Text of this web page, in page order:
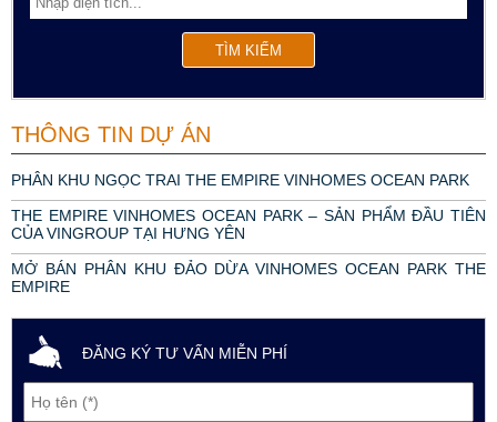
THÔNG TIN DỰ ÁN
PHÂN KHU NGỌC TRAI THE EMPIRE VINHOMES OCEAN PARK
THE EMPIRE VINHOMES OCEAN PARK – SẢN PHẨM ĐẦU TIÊN
CỦA VINGROUP TẠI HƯNG YÊN
MỞ BÁN PHÂN KHU ĐẢO DỪA VINHOMES OCEAN PARK THE
EMPIRE
ĐĂNG KÝ TƯ VẤN MIỄN PHÍ